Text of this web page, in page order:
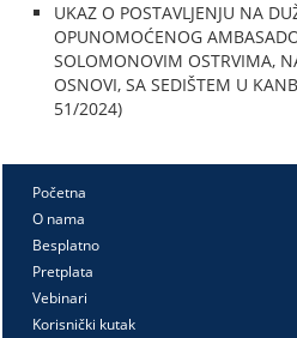
UKAZ O POSTAVLJENJU NA
OPUNOMOĆENOG
SOLOMONOVIM OSTRVIMA,
OSNOVI, SA SEDIŠTEM U
51/2024)
Početna
O nama
Besplatno
Pretplata
Vebinari
Korisnički kutak